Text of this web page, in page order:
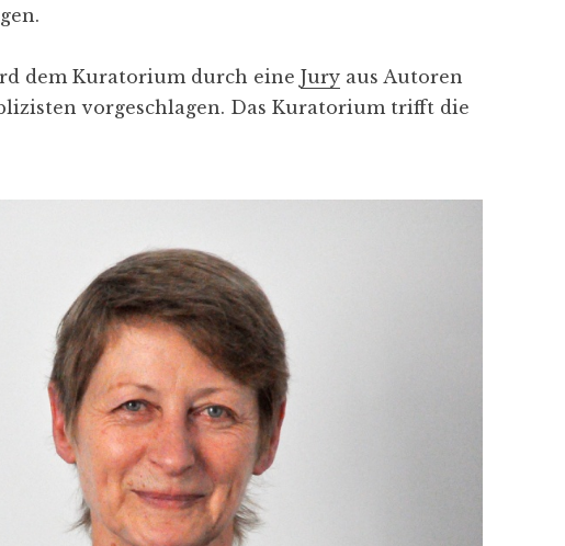
dem Kuratorium durch eine Jury aus Autoren
vorgeschlagen. Das Kuratorium trifft die